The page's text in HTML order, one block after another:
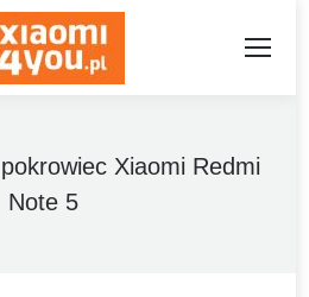
Xiaomi Redmi
Note 5